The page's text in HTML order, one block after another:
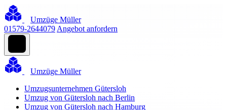
Umzüge Müller
01579-2644079 Angebot anfordern
Umzüge Müller
Umzugsunternehmen Gütersloh
Umzug von Gütersloh nach Berlin
Umzug von Gütersloh nach Hamburg